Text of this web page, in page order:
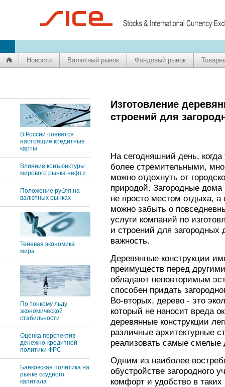
Новости Валютный рынок Фондовый рынок
В России появятся
настоящие кредитные
карты
Влияние конъюнктуры
мирового рынка нефти
Положение рубля на
валютных рынках
Теневая экономика
мира
По тонкому льду
экономической
стабильности
Оценка перспектив
денежно-кредитной
политики ФРС
Банковская политика на
рынке ссудного
капитала
Изготовление
строений для
На сегодняшний день,
более стремительными,
можно отдохнуть от
природой. Загородные дома
не просто местом отдыха,
можно забыть о
услуги компаний по
и строений для
важность.
Деревянные конструкции
преимуществ перед
обладают неповторимым
способен придать
Во-вторых, дерево - это
который не наносит вреда
деревянные конструкции
различные архитектурные
реализовать самые смелые
Одним из наиболее
обустройстве загородного
комфорт и удобство в